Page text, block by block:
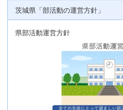
茨城県「部活動の運営方針」
県部活動運営方針